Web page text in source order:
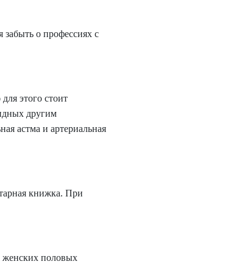
забыть о профессиях с
этого стоит
другим
астма и артериальная
книжка. При
женских половых